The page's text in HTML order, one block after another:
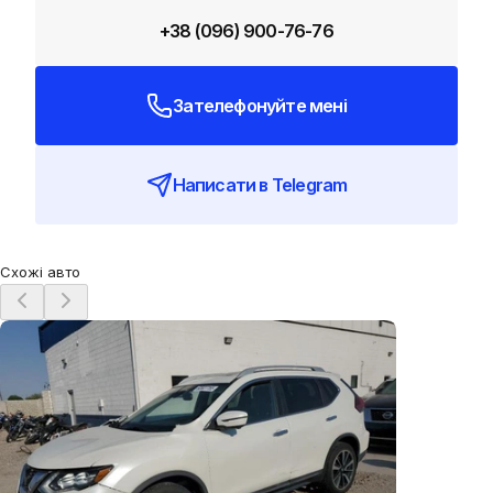
сидіння радше «для щодня», ніж для активної їзди.
далеких поїздок. Мультимедіа залежить від
комплектації, але для 2021 року працює стабільно й
найновішим системам.
автоматом налаштований на плавність. Реакції на газ
спокійні, коробка намагається тримати низькі
оберти, завдяки чому в повсякденному темпі авто
здається тихішим і розслабленішим. Якщо вимагати
різкого прискорення, з’являється більше шуму від
двигуна і відчутна пауза перед набором швидкості.
Підвіска добре відпрацьовує типові міські
нерівності, але на великих колесах може з’являтися
+38 (096) 900-76-76
Зателефонуйте мені
Написати в Telegram
Схожі авто